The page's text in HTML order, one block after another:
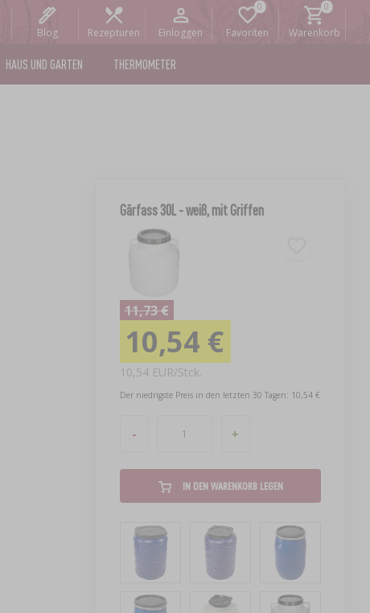
Blog Rezepturen Einloggen Favoriten Warenkorb
HAUS UND GARTEN THERMOMETER
Gärfass 30L - weiß, mit Griffen
11,73 €
10,54 €
10,54 EUR/Stck.
Der niedrigste Preis in den letzten 30 Tagen: 10,54 €
- +
IN DEN WARENKORB LEGEN